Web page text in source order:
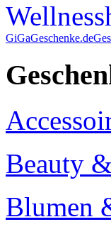
GiGaGeschenke.de
Beauty
Blumen